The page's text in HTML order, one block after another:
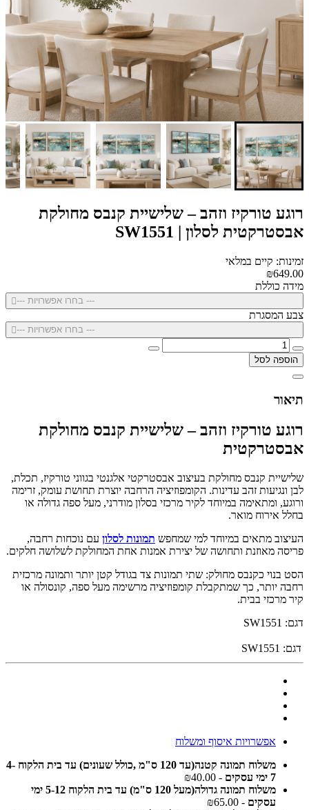
רוגע טורקיז וזהב – שלישיית קנבס מחולקת
אבסטרקטית לסלון | SW1551
זמינות: קיים במלאי
₪649.00
מידה כוללת
--- בחרו אפשרויות ---
צבע המסגרת
--- בחרו אפשרויות ---
הוספה לסל
תיאור
רוגע טורקיז וזהב – שלישיית קנבס מחולקת
אבסטרקטית
שלישיית קנבס מחולקת בעיצוב אבסטרקטי אלגנטי בגווני טורקיז, תכלת,
לבן ונגיעות זהב עדינות. הקומפוזיציה הרחבה יוצרת תחושת עומק, זרימה
ורוגע, ומתאימה במיוחד לקיר מרכזי בסלון מודרני, מעל ספה גדולה או
בחלל אירוח מואר.
העיצוב מתאים במיוחד למי שמחפש תמונות לסלון עם נוכחות רחבה,
פריסה מאוזנת ותחושה של יצירת אמנות אחת המחולקת לשלושה חלקים.
הסט בנוי כקנבס מחולק: שתי תמונות צד בגודל קטן יותר ותמונה מרכזית
רחבה יותר, כך שמתקבלת קומפוזיציה מרשימה מעל ספה, קונסולה או
קיר מרכזי בבית.
דגם: SW1551
דגם: SW1551
אפשרויות איסוף ומשלוח
משלוח תמונה קטנה(עד 120 ס"מ ,כולל שעונים) עד בית הלקוח 4-
7 ימי עסקים
- ₪40.00
משלוח תמונה גדולה(מעל 120 ס"מ) עד בית הלקוח 5-12 ימי
עסקים - ₪65.00